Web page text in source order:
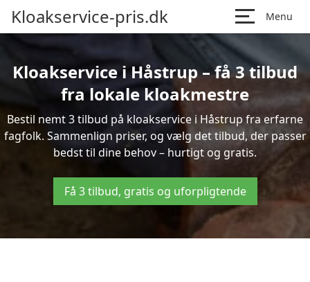
Kloakservice-pris.dk Menu
Kloakservice i Håstrup – få 3 tilbud
fra lokale kloakmestre
Bestil nemt 3 tilbud på kloakservice i Håstrup fra erfarne
fagfolk. Sammenlign priser, og vælg det tilbud, der passer
bedst til dine behov – hurtigt og gratis.
Få 3 tilbud, gratis og uforpligtende